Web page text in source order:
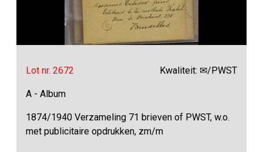
Lot nr. 2672 Kwaliteit: ✉/PWST
A - Album
1874/1940 Verzameling 71 brieven of PWST, w.o.
met publicitaire opdrukken, zm/m